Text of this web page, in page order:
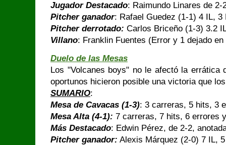
Jugador Destacado: Raimundo Linares de 2-
Pitcher ganador: Rafael Guedez (1-1) 4 IL, 3
Pitcher derrotado: Carlos Briceño (1-3) 3.2
Villano: Franklin Fuentes (Error y 1 dejado en
Duelo de las Mesas
Los "Volcanes boys" no le afectó la errática
oportunos hicieron posible una victoria que
SUMARIO:
Mesa de Cavacas (1-3): 3 carreras, 5 hits, 3
Mesa Alta (4-1): 7 carreras, 7 hits, 6 errores
Más Destacado: Edwin Pérez, de 2-2,
Pitcher ganador: Alexis Márquez (2-0) 7 IL,